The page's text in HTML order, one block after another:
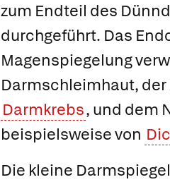
zum Endteil des
durchgeführt. Das
Magenspiegelung
Darmschleimhaut, der
Darmkrebs, und dem
beispielsweise von
Die kleine